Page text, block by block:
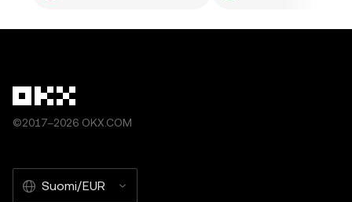
©2017–2026 OKX.COM
Suomi/EUR